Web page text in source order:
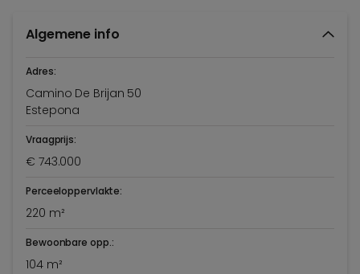
Algemene info
Adres:
Camino De Brijan 50
Estepona
Vraagprijs:
€ 743.000
Perceeloppervlakte:
220 m²
Bewoonbare opp.:
104 m²